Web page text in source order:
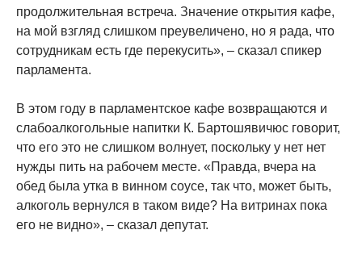
продолжительная встреча. Значение открытия кафе,
на мой взгляд слишком преувеличено, но я рада, что
сотрудникам есть где перекусить», – сказал спикер
парламента.
В этом году в парламентское кафе возвращаются и
слабоалкогольные напитки К. Бартошявичюс говорит,
что его это не слишком волнует, поскольку у нет нет
нужды пить на рабочем месте. «Правда, вчера на
обед была утка в винном соусе, так что, может быть,
алкоголь вернулся в таком виде? На витринах пока
его не видно», – сказал депутат.